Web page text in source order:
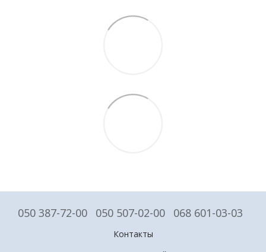
050 387-72-00 050 507-02-00 068 601-03-03
Контакты